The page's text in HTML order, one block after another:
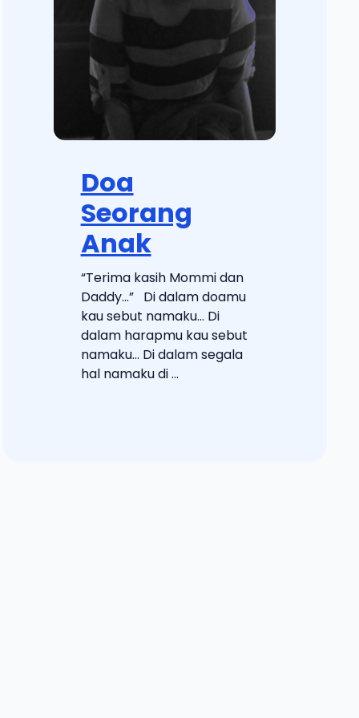
Doa
Seorang
Anak
“Terima kasih Mommi dan
Daddy…” Di dalam doamu
kau sebut namaku… Di
dalam harapmu kau sebut
namaku… Di dalam segala
hal namaku di ...